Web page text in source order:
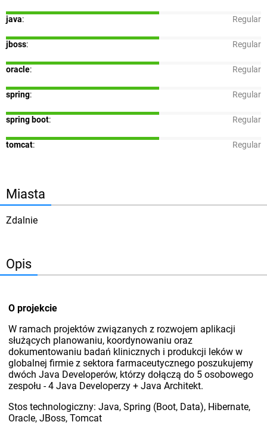
java: Regular
jboss: Regular
oracle: Regular
spring: Regular
spring boot: Regular
tomcat: Regular
Miasta
Zdalnie
Opis
O projekcie
W ramach projektów związanych z rozwojem aplikacji
służących planowaniu, koordynowaniu oraz
dokumentowaniu badań klinicznych i produkcji leków w
globalnej firmie z sektora farmaceutycznego poszukujemy
dwóch Java Developerów, którzy dołączą do 5 osobowego
zespołu - 4 Java Developerzy + Java Architekt.
Stos technologiczny: Java, Spring (Boot, Data), Hibernate,
Oracle, JBoss, Tomcat